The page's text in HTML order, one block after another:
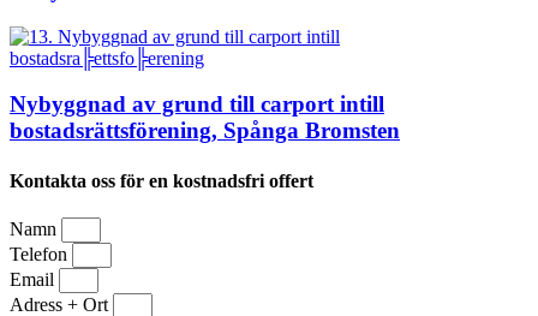
Nybyggnad av grund till carport intill
bostadsrättsförening, Spånga Bromsten
Kontakta oss för en kostnadsfri offert
Namn
Telefon
Email
Adress + Ort